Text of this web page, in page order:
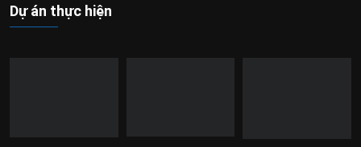
Dự án thực hiện